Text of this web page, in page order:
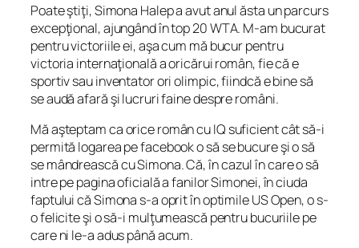
Poate ştiţi, Simona Halep a avut anul ăsta un parcurs
excepţional, ajungând în top 20 WTA. M-am bucurat
pentru victoriile ei, aşa cum mă bucur pentru
victoria internaţională a oricărui român, fie că e
sportiv sau inventator ori olimpic, fiindcă e bine să
se audă afară şi lucruri faine despre români.
Mă aşteptam ca orice român cu IQ suficient cât să-i
permită logarea pe facebook o să se bucure şi o să
se mândrească cu Simona. Că, în cazul în care o să
intre pe pagina oficială a fanilor Simonei, în ciuda
faptului că Simona s-a oprit în optimile US Open, o s-
o felicite şi o să-i mulţumească pentru bucuriile pe
care ni le-a adus până acum.